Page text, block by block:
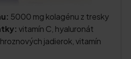
5000 mg kolagénu z tresky
vitamín C, hyaluronát
jadierok, vitamín